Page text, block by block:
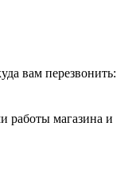
вам перезвонить:
работы магазина и